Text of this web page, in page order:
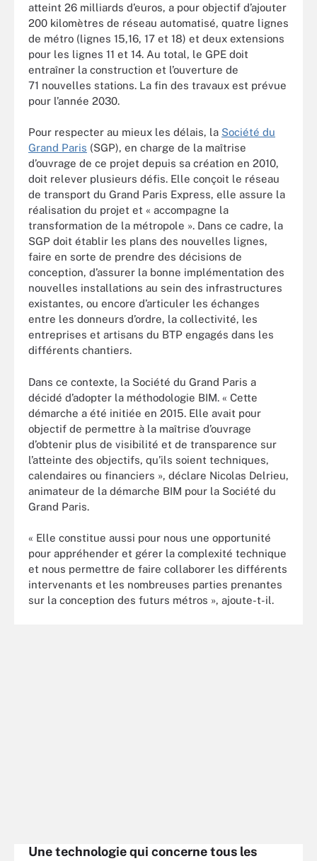
atteint 26 milliards d’euros, a pour objectif d’ajouter
200 kilomètres de réseau automatisé, quatre lignes
de métro (lignes 15,16, 17 et 18) et deux extensions
pour les lignes 11 et 14. Au total, le GPE doit
entraîner la construction et l’ouverture de
71 nouvelles stations. La fin des travaux est prévue
pour l’année 2030.
Pour respecter au mieux les délais, la Société du
Grand Paris (SGP), en charge de la maîtrise
d’ouvrage de ce projet depuis sa création en 2010,
doit relever plusieurs défis. Elle conçoit le réseau
de transport du Grand Paris Express, elle assure la
réalisation du projet et « accompagne la
transformation de la métropole ». Dans ce cadre, la
SGP doit établir les plans des nouvelles lignes,
faire en sorte de prendre des décisions de
conception, d’assurer la bonne implémentation des
nouvelles installations au sein des infrastructures
existantes, ou encore d’articuler les échanges
entre les donneurs d’ordre, la collectivité, les
entreprises et artisans du BTP engagés dans les
différents chantiers.
Dans ce contexte, la Société du Grand Paris a
décidé d’adopter la méthodologie BIM. « Cette
démarche a été initiée en 2015. Elle avait pour
objectif de permettre à la maîtrise d’ouvrage
d’obtenir plus de visibilité et de transparence sur
l’atteinte des objectifs, qu’ils soient techniques,
calendaires ou financiers », déclare Nicolas Delrieu,
animateur de la démarche BIM pour la Société du
Grand Paris.
« Elle constitue aussi pour nous une opportunité
pour appréhender et gérer la complexité technique
et nous permettre de faire collaborer les différents
intervenants et les nombreuses parties prenantes
sur la conception des futurs métros », ajoute-t-il.
Une technologie qui concerne tous les